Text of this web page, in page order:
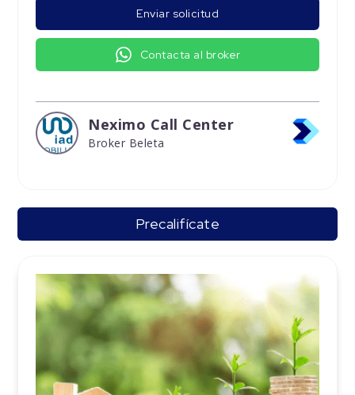
Enviar solicitud
Contacta al broker
Neximo Call Center
Broker Beleta
Precalifícate